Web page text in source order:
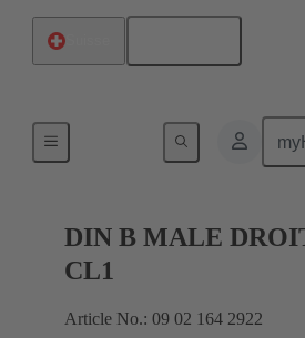
Raccordement carte mère à carte
DIN B MALE
CL1
Article No.: 09 02 164 2922